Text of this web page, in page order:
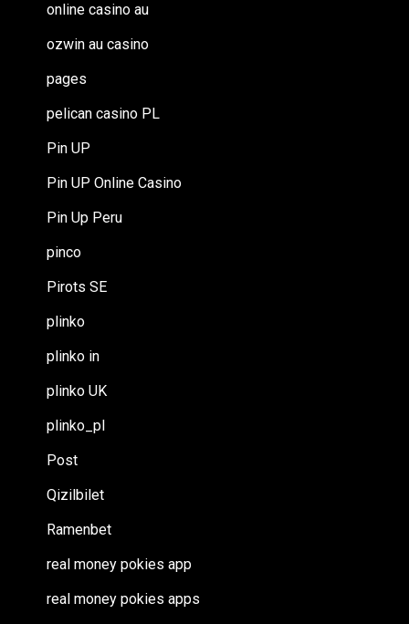
online casino au
ozwin au casino
pages
pelican casino PL
Pin UP
Pin UP Online Casino
Pin Up Peru
pinco
Pirots SE
plinko
plinko in
plinko UK
plinko_pl
Post
Qizilbilet
Ramenbet
real money pokies app
real money pokies apps